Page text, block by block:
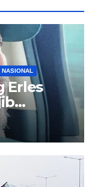
NASIONAL
Erles